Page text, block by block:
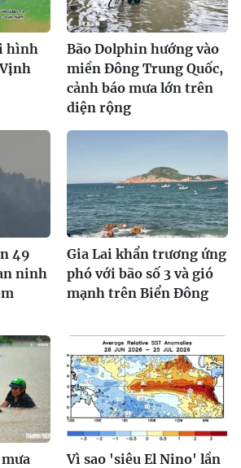
hình
Bão Dolphin hướng vào
miền Đông Trung Quốc,
cảnh báo mưa lớn trên
diện rộng
49
ninh
Gia Lai khẩn trương ứng
phó với bão số 3 và gió
mạnh trên Biển Đông
Vì sao 'siêu El Nino' lần